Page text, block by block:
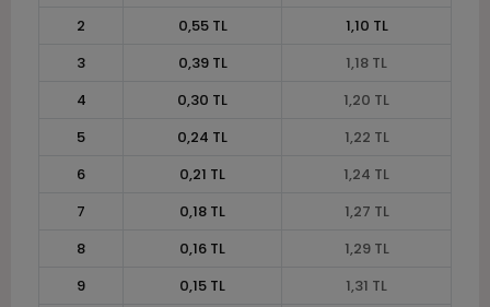
2
0,55 TL
1,10 TL
3
0,39 TL
1,18 TL
4
0,30 TL
1,20 TL
5
0,24 TL
1,22 TL
6
0,21 TL
1,24 TL
7
0,18 TL
1,27 TL
8
0,16 TL
1,29 TL
9
0,15 TL
1,31 TL